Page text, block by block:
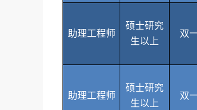
助理工程师
硕士研究
生以上
双
助理工程师
硕士研究
生以上
双